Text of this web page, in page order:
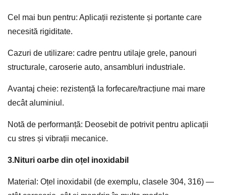
Cel mai bun pentru: Aplicații rezistente și portante care
necesită rigiditate.
Cazuri de utilizare: cadre pentru utilaje grele, panouri
structurale, caroserie auto, ansambluri industriale.
Avantaj cheie: rezistență la forfecare/tracțiune mai mare
decât aluminiul.
Notă de performanță: Deosebit de potrivit pentru aplicații
cu stres și vibrații mecanice.
3.Nituri oarbe din oțel inoxidabil
Material: Oțel inoxidabil (de exemplu, clasele 304, 316) —